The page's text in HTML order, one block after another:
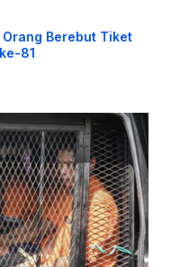
Orang Berebut Tiket
81